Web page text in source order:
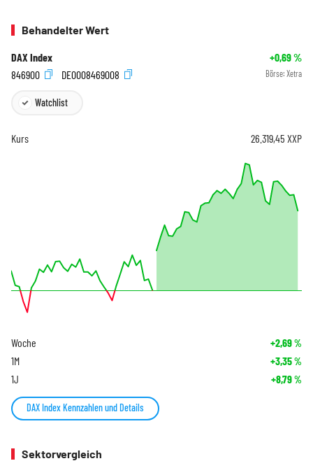
Behandelter Wert
DAX Index +0,69%
846900
DE0008469008 Börse: Xetra
Watchlist
Kurs 26.319,45 XXP
Woche +2,69%
1M +3,35%
1J +8,79%
DAX Index Kennzahlen und Details
Sektorvergleich